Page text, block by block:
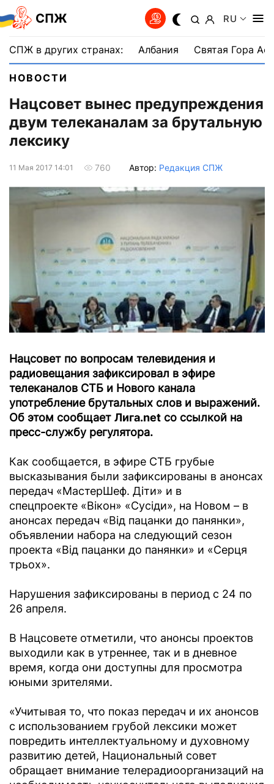
СПЖ RU
СПЖ в других странах: Албания Святая Гора
НОВОСТИ
Нацсовет вынес предупреждения
двум телеканалам за брутальную
лексику
11 Мая 2017 14:01 760 Автор: Редакция СПЖ
Нацсовет по вопросам телевидения и
радиовещания зафиксировал в эфире
телеканалов СТБ и Нового канала
употребление брутальных слов и выражений.
Об этом сообщает Лига.net со ссылкой на
пресс-службу регулятора.
Как сообщается, в эфире СТБ грубые
высказывания были зафиксированы в анонсах
передач «МастерШеф. Діти» и в
спецпроекте «Вікон» «Сусіди», на Новом – в
анонсах передач «Від пацанки до панянки»,
объявлении набора на следующий сезон
проекта «Від пацанки до панянки» и «Серця
трьох».
Нарушения зафиксированы в период с 24 по
26 апреля.
В Нацсовете отметили, что анонсы проектов
выходили как в утреннее, так и в дневное
время, когда они доступны для просмотра
юными зрителями.
«Учитывая то, что показ передач и их анонсов
с использованием грубой лексики может
повредить интеллектуальному и духовному
развитию детей, Национальный совет
обращает внимание телерадиоорганизаций на